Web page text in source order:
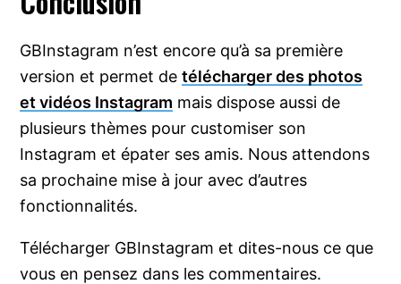
GBInstagram n’est encore qu’à sa première
version et permet detélécharger des photos
et vidéos Instagram mais dispose aussi de
plusieurs thèmes pour customiser son
Instagram et épater ses amis. Nous attendons
sa prochaine mise à jour avec d’autres
fonctionnalités.
Télécharger GBInstagram et dites-nous ce que
vous en pensez dans les commentaires.